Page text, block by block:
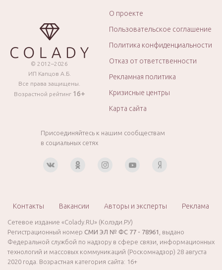
© 2012–2026
ИП Капцов А.Б.
Все права защищены.
Возрастной рейтинг 16+
О проекте
Пользовательское соглашение
Политика конфиденциальности
Отказ от ответственности
Рекламная политика
Кризисные центры
Карта сайта
Присоединяйтесь к нашим сообществам
в социальных сетях
Контакты Вакансии Авторы и эксперты Реклама
Сетевое издание «Colady.RU» (Колэди.РУ)
Регистрационный номер СМИ ЭЛ № ФС 77 - 78961
, выдано
Федеральной службой по надзору в сфере связи, информационных
технологий и массовых коммуникаций (Роскомнадзор) 28 августа
2020 года. Возрастная категория сайта: 16+